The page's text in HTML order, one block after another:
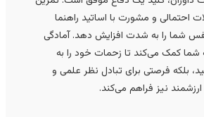
و مشورت با اساتید راهنما
را به شدت افزایش دهد. آمادگی
کمک می‌کند تا زحمات خود را به
فرصتی برای تبادل نظر علمی و
نیز فراهم می‌کند.